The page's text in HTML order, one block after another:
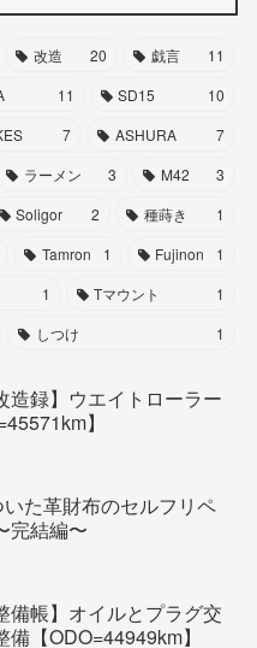
改造 20 戯言
11
11 SD15
10
7 ASHURA
7
ラーメン 3 M42
3
Soligor 2 種蒔き
1
Tamron 1 Fujinon
1
1 Tマウント
1
しつけ 1
造録】ウエイトローラー
】
いた革財布のセルフリペ
完結編〜
備帳】オイルとプラグ交
【ODO=44949km】